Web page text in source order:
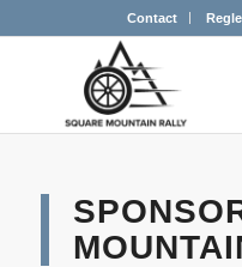
Contact